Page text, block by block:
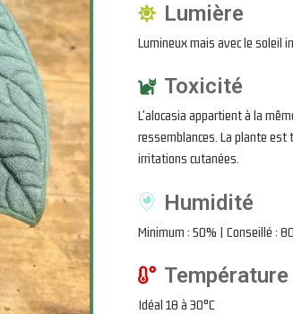
Lumière
Lumineux mais avec le soleil
Toxicité
L'alocasia appartient à la
ressemblances. La plante est
irritations cutanées.
Humidité
Minimum : 50% | Conseillé :
Température
Idéal 18 à 30°C